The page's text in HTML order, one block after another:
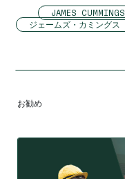
JAMES CUMMINGS
ジェームズ・カミングス
お勧め